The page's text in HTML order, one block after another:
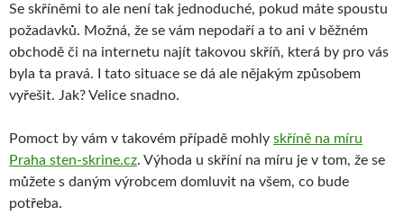
Se skříněmi to ale není tak jednoduché, pokud máte spoustu
požadavků. Možná, že se vám nepodaří a to ani v běžném
obchodě či na internetu najít takovou skříň, která by pro vás
byla ta pravá. I tato situace se dá ale nějakým způsobem
vyřešit. Jak? Velice snadno.
Pomoct by vám v takovém případě mohly skříně na míru
Praha sten-skrine.cz. Výhoda u skříní na míru je v tom, že se
můžete s daným výrobcem domluvit na všem, co bude
potřeba.